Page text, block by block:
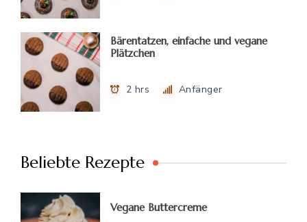
Bärentatzen, einfache und vegane
Plätzchen
2 hrs Anfänger
Beliebte Rezepte
Vegane Buttercreme